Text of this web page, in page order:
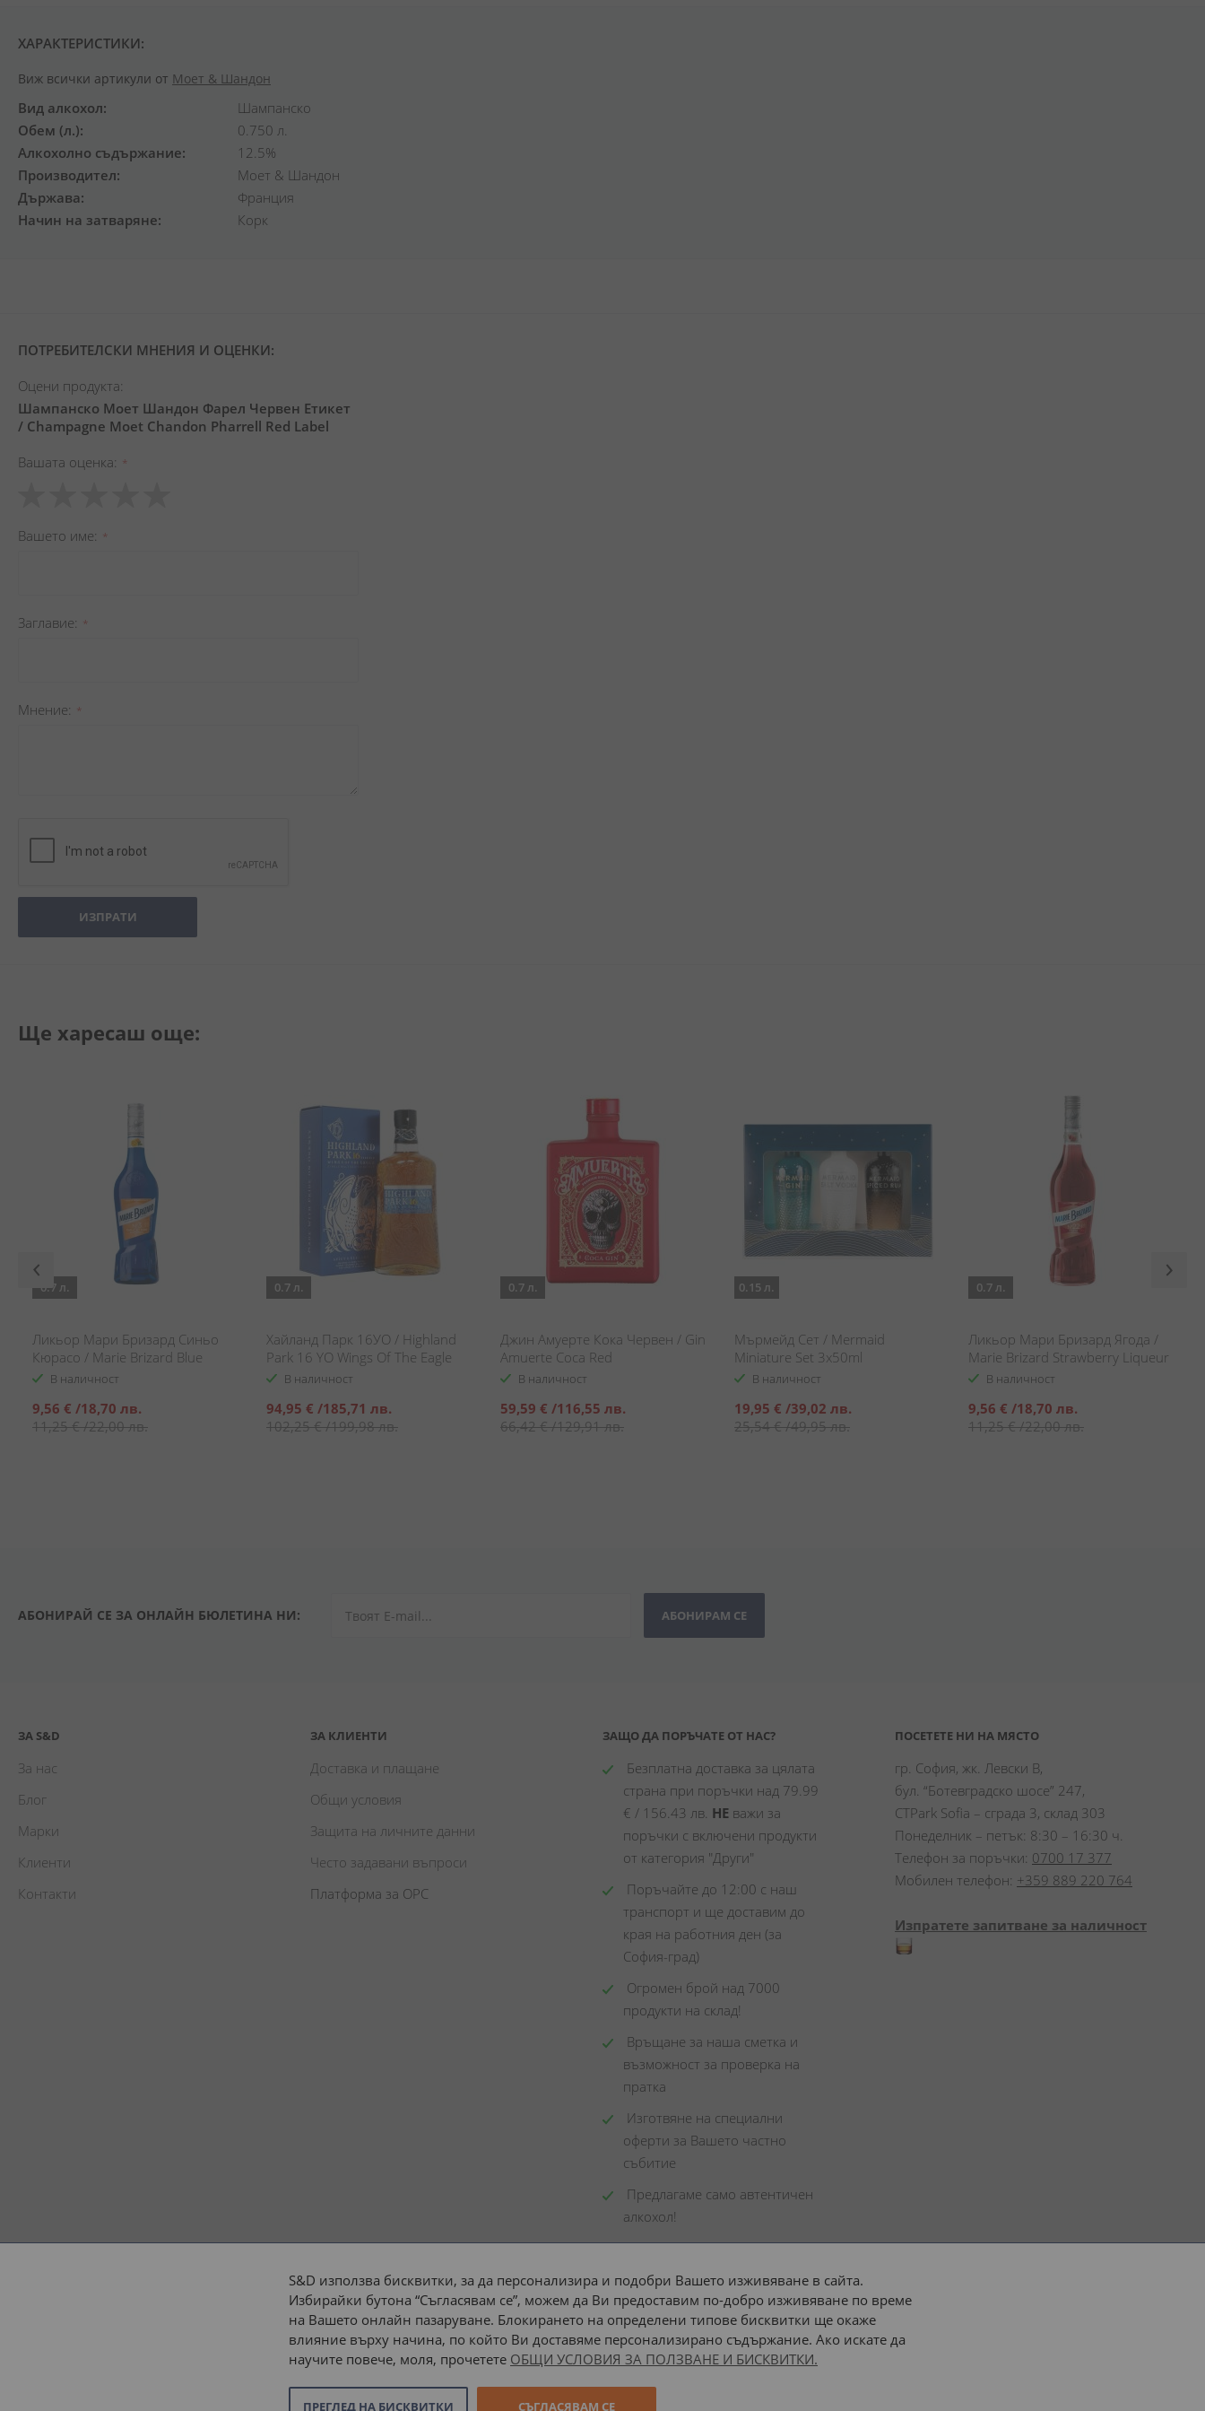
ХАРАКТЕРИСТИКИ:
Виж всички артикули от Моет & Шандон
Вид алкохол
Шампанско
Обем (л.)
0.750 л.
Алкохолно съдържание
12.5%
Производител
Моет & Шандон
Държава
Франция
Начин на затваряне
Корк
ПОТРЕБИТЕЛСКИ МНЕНИЯ И ОЦЕНКИ:
Оцени продукта:
Шампанско Моет Шандон Фарел Червен Етикет
/ Champagne Moet Chandon Pharrell Red Label
Вашата оценка
star
stars
stars
stars
stars
Вашето име
Заглавиe
Мнение
ИЗПРАТИ
Ще харесаш още:
0.7 л.
Ликьор Мари Бризард Синьо
Кюрасо / Marie Brizard Blue
Curacao
В наличност
Специална
цена
9,56 € /18,70 лв.
11,25 €/22,00 лв.
0.7 л.
Хайланд Парк 16УО / Highland
Park 16 YO Wings Of The Eagle
В наличност
Специална
цена
94,95 € /185,71 лв.
102,25 €/199,98 лв.
0.7 л.
Джин Амуерте Кока Червен / Gin
Amuerte Coca Red
В наличност
Специална
цена
59,59 € /116,55 лв.
66,42 €/129,91 лв.
0.15 л.
Мърмейд Сет / Mermaid
Miniature Set 3x50ml
В наличност
Специална
цена
19,95 € /39,02 лв.
25,54 €/49,95 лв.
0.7 л.
Ликьор Мари Бризард Ягода /
Marie Brizard Strawberry Liqueur
В наличност
Специална
цена
9,56 € /18,70 лв.
11,25 €/22,00 лв.
АБОНИРАЙ СЕ ЗА ОНЛАЙН БЮЛЕТИНА НИ: АБОНИРАМ СЕ
ЗА S&D
За нас
Блог
Марки
Клиенти
Контакти
ЗА КЛИЕНТИ
Доставка и плащане
Общи условия
Защита на личните данни
Често задавани въпроси
Платформа за ОРС
ЗАЩО ДА ПОРЪЧАТЕ ОТ НАС?
Безплатна доставка за цялата
страна при поръчки над 79.99
€ / 156.43 лв. НЕ важи за
поръчки с включени продукти
от категория "Други"
Поръчайте до 12:00 с наш
транспорт и ще доставим до
края на работния ден (за
София-град)
Огромен брой над 7000
продукти на склад!
Връщане за наша сметка и
възможност за проверка на
пратка
Изготвяне на специални
оферти за Вашето частно
събитие
Предлагаме само автентичен
алкохол!
ПОСЕТЕТЕ НИ НА МЯСТО
гр. София, жк. Левски В,
бул. “Ботевградско шосе” 247,
CTPark Sofia – сграда 3, склад 303
Понеделник – петък: 8:30 – 16:30 ч.
Телефон за поръчки: 0700 17 377
Мобилен телефон: +359 889 220 764
Изпратете запитване за наличност
Доставка до адрес с: или наш транспорт
S&D използва бисквитки, за да персонализира и подобри Вашето изживяване в сайта.
Избирайки бутона “Съгласявам се”, можем да Ви предоставим по-добро изживяване по време
на Вашето онлайн пазаруване. Блокирането на определени типове бисквитки ще окаже
влияние върху начина, по който Ви доставяме персонализирано съдържание. Ако искате да
научите повече, моля, прочетете ОБЩИ УСЛОВИЯ ЗА ПОЛЗВАНЕ И БИСКВИТКИ.
СЪГЛАСЯВАМ СЕ
ПРЕГЛЕД НА БИСКВИТКИ